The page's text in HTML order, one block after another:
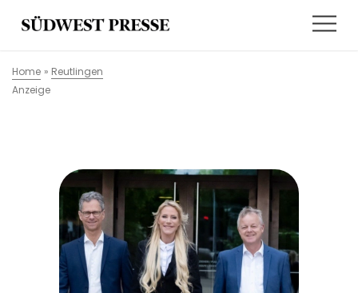
Home » Reutlingen
Anzeige